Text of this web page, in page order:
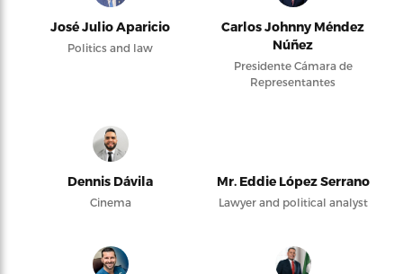
José Julio Aparicio
Politics and law
Carlos Johnny Méndez
Núñez
Presidente Cámara de
Representantes
Dennis Dávila
Cinema
Mr. Eddie López Serrano
Lawyer and political analyst